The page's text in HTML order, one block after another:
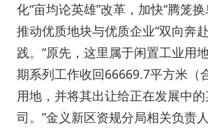
化“亩均论英雄”改革，加快“腾笼换
推动优质地块与优质企业“双向奔
践。“原先，这里属于闲置工业用
期系列工作收回66669.7平方米（
用地，并将其出让给正在发展中
司。”金义新区资规分局相关负责